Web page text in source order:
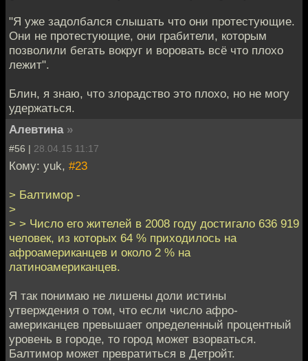
"Я уже задолбался слышать что они протестующие.
Они не протестующие, они грабители, которым
позволили бегать вокруг и воровать всё что плохо
лежит".
Блин, я знаю, что злорадство это плохо, но не могу
удержаться.
Алевтина »
#56 | 28.04.15 11:17
Кому: yuk, #23
> Балтимор -
>
> > Число его жителей в 2008 году достигало 636 919
человек, из которых 64 % приходилось на
афроамериканцев и около 2 % на
латиноамериканцев.
Я так понимаю не лишены доли истины
утверждения о том, что если число афро-
американцев превышает определенный процентный
уровень в городе, то город может взорваться.
Балтимор может превратиться в Детройт.